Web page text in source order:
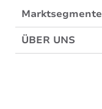
Marktsegmente
ÜBER UNS